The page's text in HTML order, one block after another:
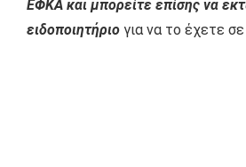
ΕΦΚΑ και μπορείτε επίσης να
ειδοποιητήριο για να το έχετε